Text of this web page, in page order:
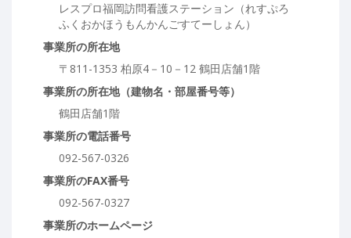
レスプロ福岡訪問看護ステーション（れすぷろ
ふくおかほうもんかんごすてーしょん）
事業所の所在地
〒811-1353 柏原4－10－12 鶴田店舗1階
事業所の所在地（建物名・部屋番号等）
鶴田店舗1階
事業所の電話番号
092-567-0326
事業所のFAX番号
092-567-0327
事業所のホームページ